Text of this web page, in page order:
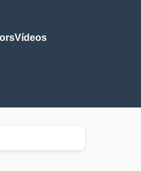
Vídeos